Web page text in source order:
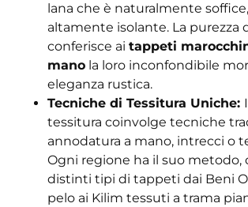
lana che è naturalmente
altamente isolante. La purezza
conferisce ai tappeti
mano la loro inconfondibile
eleganza rustica.
Tecniche di Tessitura Uniche:
tessitura coinvolge tecniche
annodatura a mano, intrecci o
Ogni regione ha il suo metodo,
distinti tipi di tappeti dai Beni
pelo ai Kilim tessuti a trama